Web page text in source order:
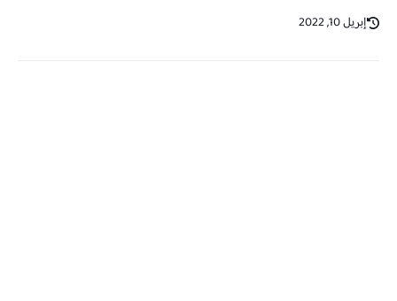
إبريل 10, 2022